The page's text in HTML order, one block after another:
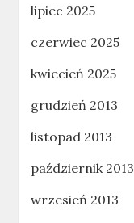
lipiec 2025
czerwiec 2025
kwiecień 2025
grudzień 2013
listopad 2013
październik 2013
wrzesień 2013